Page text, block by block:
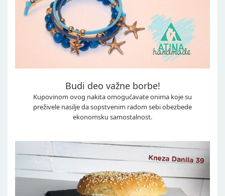
Budi deo važne borbe!
Kupovinom ovog nakita omogućavate onima koje su
preživele nasilje da sopstvenim radom sebi obezbede
ekonomsku samostalnost.